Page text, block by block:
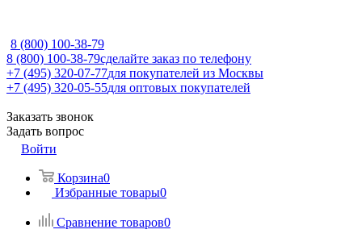
8 (800) 100-38-79
8 (800) 100-38-79сделайте заказ по телефону
+7 (495) 320-07-77для покупателей из Москвы
+7 (495) 320-05-55для оптовых покупателей
Заказать звонок
Задать вопрос
Войти
Корзина0
Избранные товары0
Сравнение товаров0